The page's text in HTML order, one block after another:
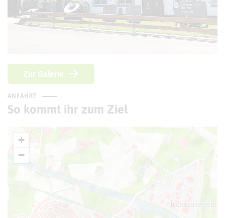
Zur Galerie
ANFAHRT
So kommt ihr zum Ziel
+
−